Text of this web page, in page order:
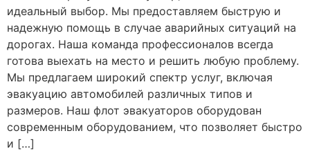
идеальный выбор. Мы предоставляем быструю и
надежную помощь в случае аварийных ситуаций на
дорогах. Наша команда профессионалов всегда
готова выехать на место и решить любую проблему.
Мы предлагаем широкий спектр услуг, включая
эвакуацию автомобилей различных типов и
размеров. Наш флот эвакуаторов оборудован
современным оборудованием, что позволяет быстро
и […]